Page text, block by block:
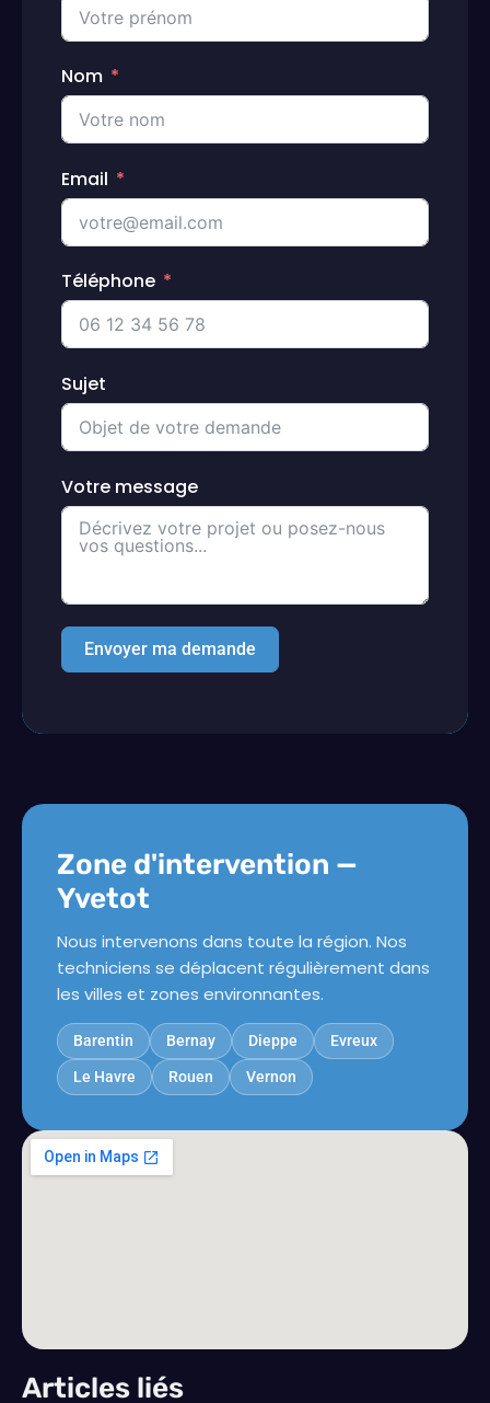
Nom
Email
Téléphone
Sujet
Votre message
Envoyer ma demande
Zone d'intervention —
Yvetot
Nous intervenons dans toute la région. Nos
techniciens se déplacent régulièrement dans
les villes et zones environnantes.
Barentin Bernay Dieppe Evreux
Le Havre Rouen Vernon
Articles liés